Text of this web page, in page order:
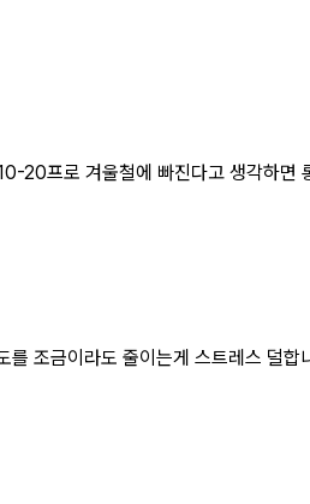
20프로 겨울철에 빠진다고 생각하면
조금이라도 줄이는게 스트레스 덜합